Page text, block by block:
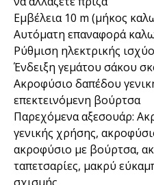
Εμβέλεια 10 m (μήκος
Αυτόματη επαναφορά
Ρύθμιση ηλεκτρικής
Ένδειξη γεμάτου σάκου
Ακροφύσιο δαπέδου
επεκτεινόμενη βούρτσα
Παρεχόμενα αξεσουάρ:
γενικής χρήσης,
ακροφύσιο με βούρτσα,
ταπετσαρίες, μακρύ